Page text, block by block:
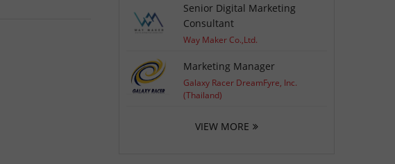
Senior Digital Marketing
Consultant
Way Maker Co.,Ltd.
Marketing Manager
Galaxy Racer DreamFyre, Inc.
(Thailand)
VIEW MORE